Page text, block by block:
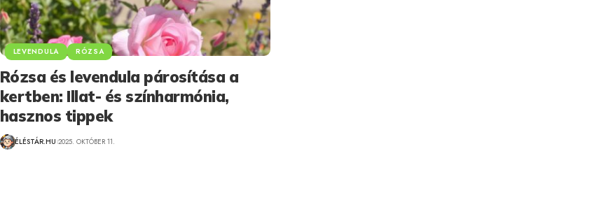
LEVENDULA RÓZSA
Rózsa és levendula párosítása a
kertben: Illat- és színharmónia,
hasznos tippek
ÉLÉSTÁR.HU 2025. OKTÓBER 11.